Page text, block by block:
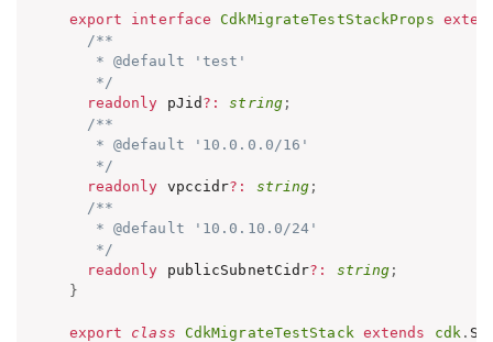
export interface CdkMigrateTestStackProps
/**
   * @default 'test'
   */
readonly pJid ? : string;
/**
   * @default '10.0.0.0/16'
   */
readonly vpccidr? : string ;
/**
   * @default '10.0.10.0/24'
   */
readonly publicSubnetCidr? : string ;
}
export class CdkMigrateTestStack extends cdk .